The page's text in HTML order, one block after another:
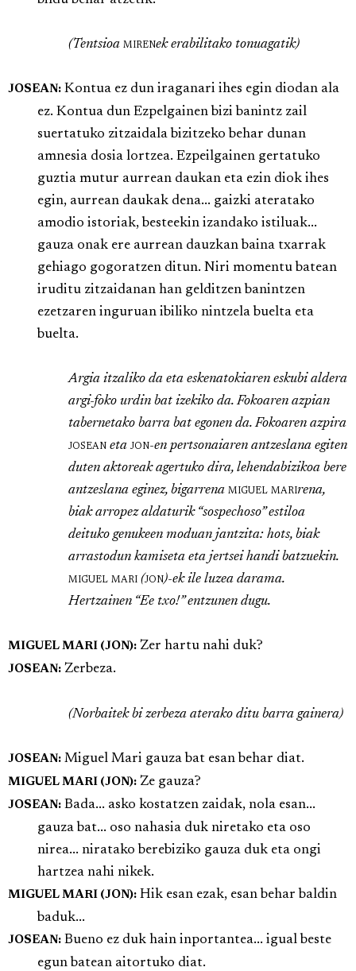
(Tentsioa mirenek erabilitako tonuagatik)
JOSEAN: Kontua ez dun iraganari ihes egin diodan ala
ez. Kontua dun Ezpelgainen bizi banintz zail
suertatuko zitzaidala bizitzeko behar dunan
amnesia dosia lortzea. Ezpeilgainen gertatuko
guztia mutur aurrean daukan eta ezin diok ihes
egin, aurrean daukak dena... gaizki ateratako
amodio istoriak, besteekin izandako istiluak...
gauza onak ere aurrean dauzkan baina txarrak
gehiago gogoratzen ditun. Niri momentu batean
iruditu zitzaidanan han gelditzen banintzen
ezetzaren inguruan ibiliko nintzela buelta eta
buelta.
Argia itzaliko da eta eskenatokiaren eskubi aldera
argi-foko urdin bat izekiko da. Fokoaren azpian
tabernetako barra bat egonen da. Fokoaren azpira
joseaneta jon-en pertsonaiaren antzeslana egiten
duten aktoreak agertuko dira, lehendabizikoa bere
antzeslana eginez, bigarrena miguel marirena,
biak arropez aldaturik “sospechoso” estiloa
deituko genukeen moduan jantzita: hots, biak
arrastodun kamiseta eta jertsei handi batzuekin.
miguel mari(jon)-ek ile luzea darama.
Hertzainen “Ee txo!” entzunen dugu.
MIGUEL MARI (JON): Zer hartu nahi duk?
JOSEAN: Zerbeza.
(Norbaitek bi zerbeza aterako ditu barra gainera)
JOSEAN: Miguel Mari gauza bat esan behar diat.
MIGUEL MARI (JON): Ze gauza?
JOSEAN: Bada... asko kostatzen zaidak, nola esan...
gauza bat... oso nahasia duk niretako eta oso
nirea... niratako berebiziko gauza duk eta ongi
hartzea nahi nikek.
MIGUEL MARI (JON): Hik esan ezak, esan behar baldin
baduk...
JOSEAN: Bueno ez duk hain inportantea... igual beste
egun batean aitortuko diat.